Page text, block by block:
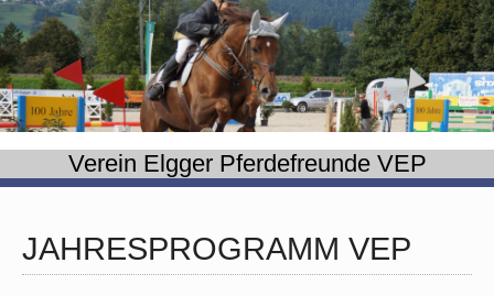
Verein Elgger Pferdefreunde VEP
JAHRESPROGRAMM VEP